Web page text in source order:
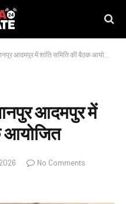
आदमपुर में शांति समिति की बैठक आयोजित
आदमपुर में
आयोजित
No Comments